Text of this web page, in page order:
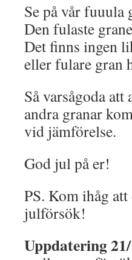
Se på vår fuuula
Den fulaste
Det finns ingen
eller fulare gran
Så varsågoda
andra granar
vid jämförelse.
God jul på er!
PS. Kom ihåg
julförsök!
Uppdatering